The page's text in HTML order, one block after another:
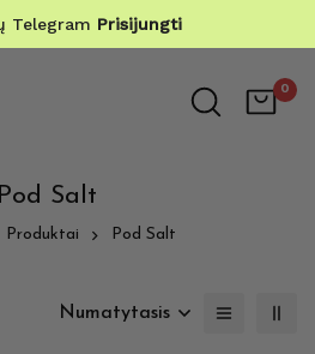
Telegram Prisijungti
0
Pod Salt
Produktai Pod Salt
Numatytasis